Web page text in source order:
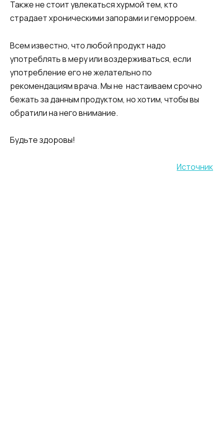
Также не стоит увлекаться хурмой тем, кто
страдает хроническими запорами и геморроем.
Всем известно, что любой продукт надо
употреблять в меру или воздерживаться, если
употребление его не желательно по
рекомендациям врача. Мы не настаиваем срочно
бежать за данным продуктом, но хотим, чтобы вы
обратили на него внимание.
Будьте здоровы!
Источник